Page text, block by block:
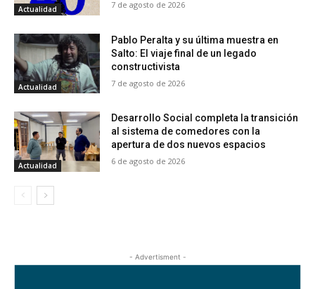
Actualidad 7 de agosto de 2026
Actualidad
Pablo Peralta y su última muestra en
Salto: El viaje final de un legado
constructivista
7 de agosto de 2026
Actualidad
Desarrollo Social completa la transición
al sistema de comedores con la
apertura de dos nuevos espacios
6 de agosto de 2026
- Advertisment -